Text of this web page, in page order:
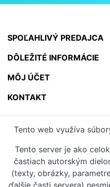
SPOĽAHLIVÝ PREDAJCA
DÔLEŽITÉ INFORMÁCIE
MÔJ ÚČET
KONTAKT
Tento web využíva
Tento server je ako
častiach autorským
(texty, obrázky,
ďalšie časti servera)